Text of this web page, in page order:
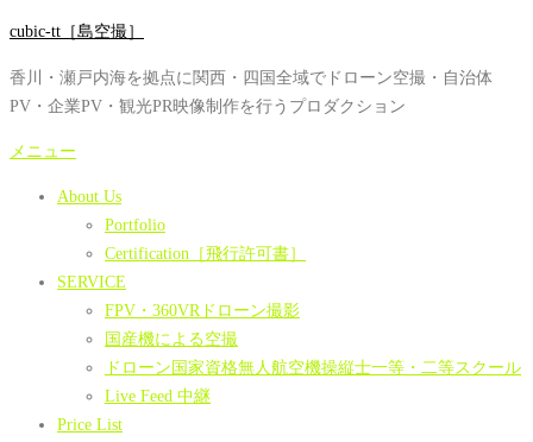
コ
テ
ン
ツ
cubic-tt［島空撮］
香川・瀬戸内海を拠点に関西・四国全域でドローン空撮・自治体
PV・企業PV・観光PR映像制作を行うプロダクション
メニュー
About Us
Portfolio
Certification［飛行許可書］
SERVICE
FPV・360VRドローン撮影
国産機による空撮
ドローン国家資格無人航空機操縦士一等・二等スクール
Live Feed 中継
Price List